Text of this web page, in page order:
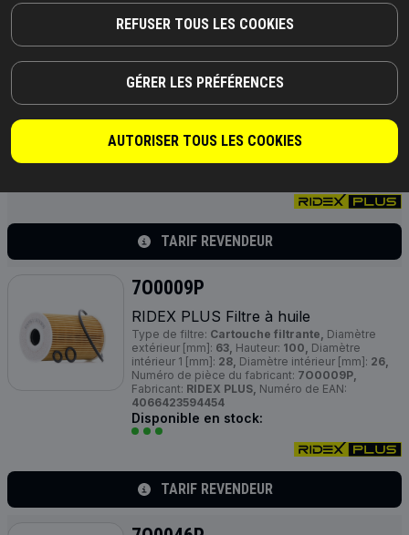
REFUSER TOUS LES COOKIES
GÉRER LES PRÉFÉRENCES
AUTORISER TOUS LES COOKIES
7O0013P
RIDEXPLUSFiltre à huile
Type de filtre:Cartouche filtrante,Diamètre
extérieur [mm]: 72,
19,6, 26,Diamètre intérieur [mm]:
fabricant:7O0013P,Fabricant:RIDEX PLUS,
TARIF REVENDEUR
7O0009P
RIDEX PLUS Filtre à huile
Type de filtre: Cartouche filtrante, Diamètre
extérieur [mm]: 63, Hauteur: 100, Diamètre
intérieur 1 [mm]: 28, Diamètre intérieur [mm]: 26,
Numéro de pièce du fabricant: 7O0009P,
Fabricant: RIDEX PLUS, Numéro de EAN:
4066423594454
Disponible en stock:
TARIF REVENDEUR